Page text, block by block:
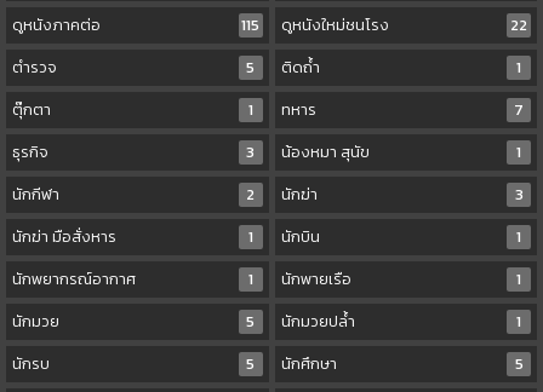
ดูหนังภาคต่อ
115 ดูหนังใหม่ชนโรง
22
ตำรวจ
5 ติดถ้ำ
1
ตุ๊กตา
1 ทหาร
7
ธุรกิจ
3 น้องหมา สุนัข
1
นักกีฬา
2 นักฆ่า
3
นักฆ่า มือสั่งหาร
1 นักบิน
1
นักพยากรณ์อากาศ
1 นักพายเรือ
1
นักมวย
5 นักมวยปล้ำ
1
นักรบ
5 นักศึกษา
5